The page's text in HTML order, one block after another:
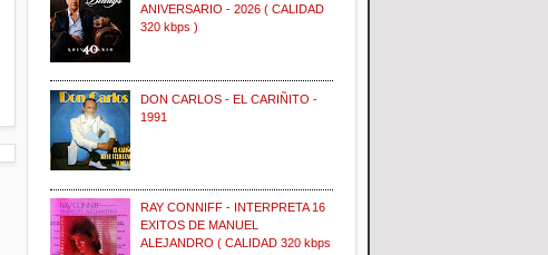
ANIVERSARIO - 2026 ( CALIDAD
320 kbps )
DON CARLOS - EL CARIÑITO -
1991
RAY CONNIFF - INTERPRETA 16
EXITOS DE MANUEL
ALEJANDRO ( CALIDAD 320 kbps